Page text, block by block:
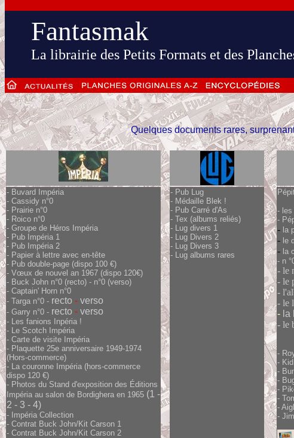
Fantasmak
La librairie des Petits Formats et des
Quelques documents rares,
- Buvard Impéria
- Cassidy n°0
- Prairie n°0
- Roico n°0
- Groupe de Héros Impéria
- Pub Impéria 1
- Pub Impéria 2
- Papier à lettre avec en-tête
- Pub double-page (dispo 100 €)
- Vœux de nouvel an 1967 (dispo 120€)
- Buck John n°0 (recto) - n°0 (verso)
- Captain' Horn n°0
- Targa n°0 - recto - verso
- Garry n°0 - recto - verso
- Les fanions Inpéria !
- Le Scotch Impéria
- Carte de visite Impéria
- Plaquette 25e anniversaire 1949-1974
(Hors-commerce)
- La couronne Impéria (hors-commerce
dispo 120 €)
- Photos du Stand d'exposition des Éditions
Impéria au salon de Bordighera en 1965 (1 -
2 - 3 - 4)
- Impéria Collection
- Contrat Buck John/Kit Carson 1
- Contrat Buck John/Kit Carson 2
- Pub Lug
- Médaille Blek !
- Pub Carré d'As
- Tex (albums reliés)
- Lug divers 1
- Lug Divers 2
- Lug Divers 3
- Lug albums rares
P
- les
- P
- la
- le
- la
- n
- le
- le
-
- le
- la
- le
-
-
-
-
-
-
-
-